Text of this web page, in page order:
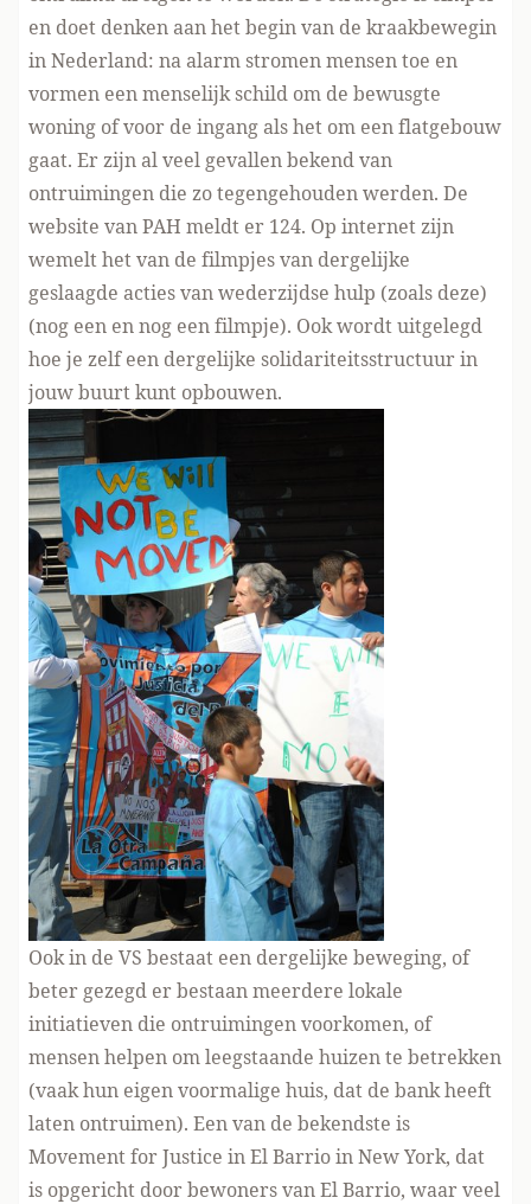
en doet denken aan het begin van de kraakbewegin
in Nederland: na alarm stromen mensen toe en
vormen een menselijk schild om de bewusgte
woning of voor de ingang als het om een flatgebouw
gaat. Er zijn al veel gevallen bekend van
ontruimingen die zo tegengehouden werden. De
website van PAH meldt er 124. Op internet zijn
wemelt het van de filmpjes van dergelijke
geslaagde acties van wederzijdse hulp (zoals deze)
(nog een ennog een filmpje). Ook wordt uitgelegd
hoe je zelf een dergelijke solidariteitsstructuur in
jouw buurt kunt opbouwen.
Ook in de VS bestaat een dergelijke beweging, of
beter gezegd er bestaan meerdere lokale
initiatieven die ontruimingen voorkomen, of
mensen helpen om leegstaande huizen te betrekken
(vaak hun eigen voormalige huis, dat de bank heeft
laten ontruimen). Een van de bekendste is
Movement for Justice in El Barrio in New York, dat
is opgericht door bewoners van El Barrio, waar veel